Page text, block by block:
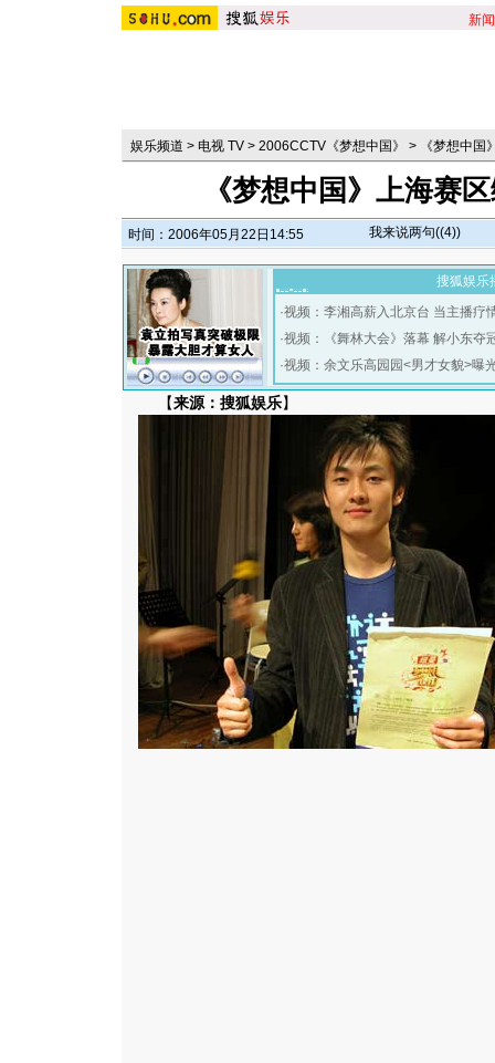
新闻
娱乐频道 > 电视 TV > 2006CCTV《梦想中国》 > 《梦想中国
《梦想中国》上海赛
时间：2006年05月22日14:55 我来说两句((4))
搜狐娱乐
·视频：李湘高薪入北京台 当主播疗
·视频：《舞林大会》落幕 解小东夺
·视频：余文乐高园园<男才女貌>曝
【来源：搜狐娱乐】